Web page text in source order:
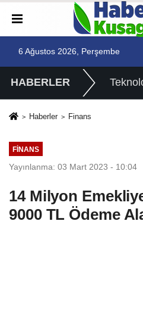
6 Ağustos 2026, Perşembe
HABERLER
Haberler Finans
FINANS
Yayınlanma: 03 Mart 2023 - 10:04
14 Milyon
9000 TL Ödeme